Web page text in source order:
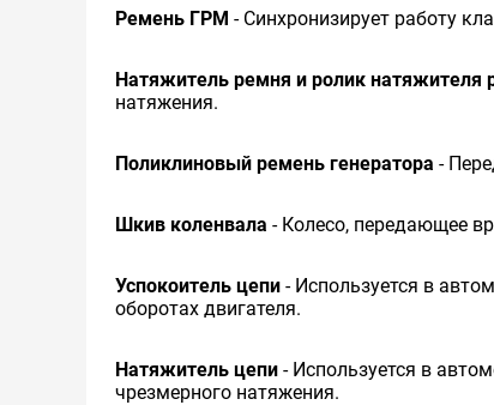
Ремень ГРМ - Синхронизирует работу
Натяжитель ремня и ролик натяжителя
натяжения.
Поликлиновый ремень генератора -
Шкив коленвала - Колесо, передающее
Успокоитель цепи - Используется в
оборотах двигателя.
Натяжитель цепи - Используется в
чрезмерного натяжения.